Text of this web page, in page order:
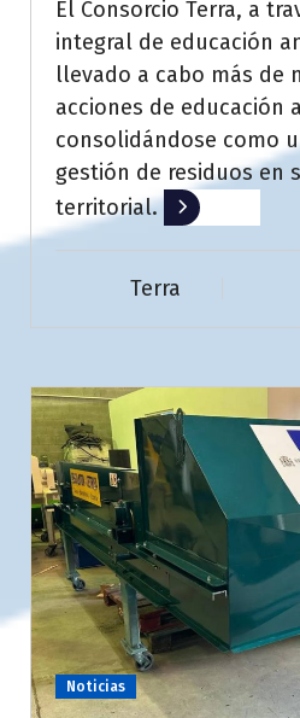
El Consorcio Terra, a
integral de educación
llevado a cabo más de
acciones de educación
consolidándose como
gestión de residuos en
territorial.
Leer más
Terra
Noticias